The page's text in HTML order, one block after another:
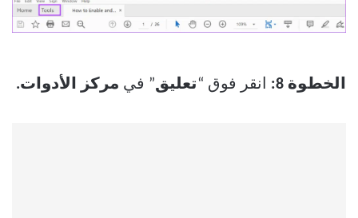
الخطوة 8: انقر فوق “ تعليق” في مركز الأدوات.